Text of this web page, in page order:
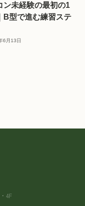
ン未経験の最初の1
B型で進む練習ステ
6月13日
4F